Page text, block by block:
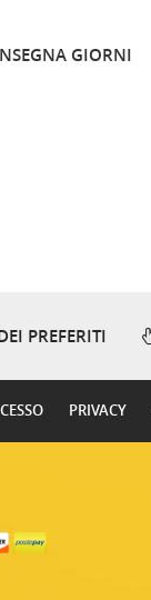
GIORNI
PREFERITI
PRIVACY